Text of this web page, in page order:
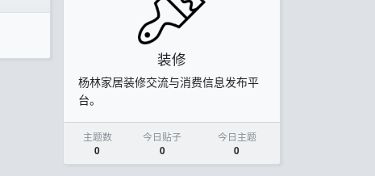
装修
杨林家居装修交流与消费信息发布平
台。
主题数
0
今日贴子
0
今日主题
0